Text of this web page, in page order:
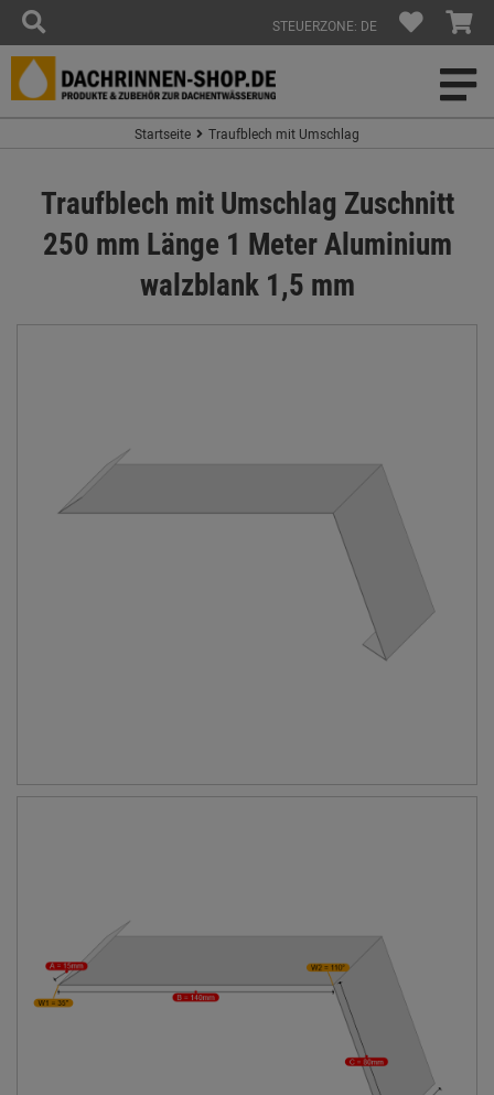
STEUERZONE: DE
Startseite Traufblech mit Umschlag
Traufblech mit Umschlag Zuschnitt
250 mm Länge 1 Meter Aluminium
walzblank 1,5 mm